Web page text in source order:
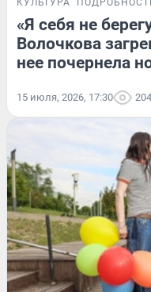
КУЛЬТУРА
«Я себя не
Волочкова
нее почернела
15 июля, 2026, 17:30 204